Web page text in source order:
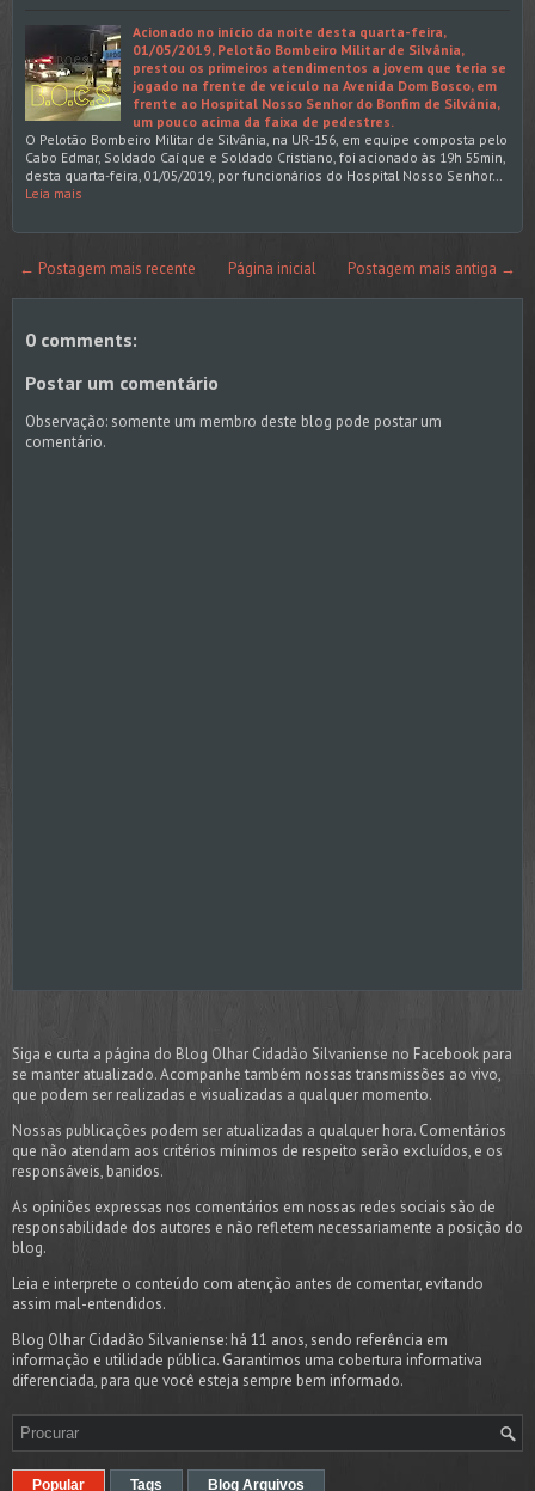
Acionado no início da noite desta quarta-feira,
01/05/2019, Pelotão Bombeiro Militar de Silvânia,
prestou os primeiros atendimentos a jovem que teria se
jogado na frente de veículo na Avenida Dom Bosco, em
frente ao Hospital Nosso Senhor do Bonfim de Silvânia,
um pouco acima da faixa de pedestres.
O Pelotão Bombeiro Militar de Silvânia, na UR-156, em equipe composta pelo
Cabo Edmar, Soldado Caíque e Soldado Cristiano, foi acionado às 19h 55min,
desta quarta-feira, 01/05/2019, por funcionários do Hospital Nosso Senhor…
Leia mais
← Postagem mais recente Postagem mais antiga →
Página inicial
0 comments:
Postar um comentário
Observação: somente um membro deste blog pode postar um
comentário.
Siga e curta a página do Blog Olhar Cidadão Silvaniense no Facebook para
se manter atualizado. Acompanhe também nossas transmissões ao vivo,
que podem ser realizadas e visualizadas a qualquer momento.
Nossas publicações podem ser atualizadas a qualquer hora. Comentários
que não atendam aos critérios mínimos de respeito serão excluídos, e os
responsáveis, banidos.
As opiniões expressas nos comentários em nossas redes sociais são de
responsabilidade dos autores e não refletem necessariamente a posição do
blog.
Leia e interprete o conteúdo com atenção antes de comentar, evitando
assim mal-entendidos.
Blog Olhar Cidadão Silvaniense: há 11 anos, sendo referência em
informação e utilidade pública. Garantimos uma cobertura informativa
diferenciada, para que você esteja sempre bem informado.
Popular Tags Blog Arquivos